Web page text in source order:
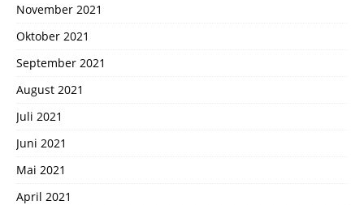
November 2021
Oktober 2021
September 2021
August 2021
Juli 2021
Juni 2021
Mai 2021
April 2021